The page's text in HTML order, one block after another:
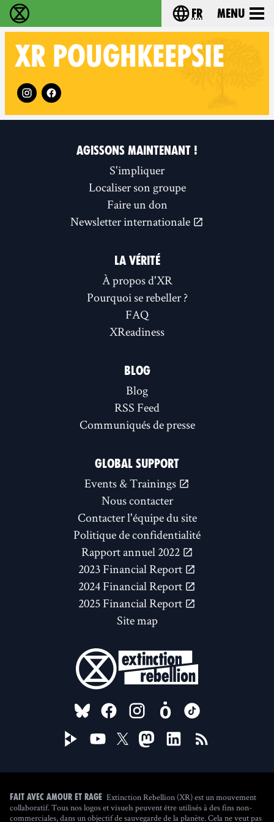
Extinction Rebellion - Home Choisissez votre
fr Menu
XR POUGHKEEPSIE
Follow XR Poughkeepsie on
AGISSONS MAINTENANT !
S'impliquer
Localiser son groupe
Faire un don
Newsletter internationale
LA VÉRITÉ
À propos d'XR
Pourquoi se rebeller ?
FAQ
XReadiness
BLOG
Blog
RSS Feed
Communiqués de presse
GLOBAL SUPPORT
Events & Trainings
Nous contacter
Contacter l'équipe du site
Politique de confidentialité
Rapport annuel 2022
2023 Financial Report
2024 Financial Report
2025 Financial Report
Site map
FOLLOW US ON
Fait avec amour et rage Extinction Rebellion (XR) est un mouvement
collaboratif. Tous nos logos et visuels peuvent être utilisés à des fins non-
commerciales, dans un objectif de sauvegarde de la planète. Cela ne veut pas